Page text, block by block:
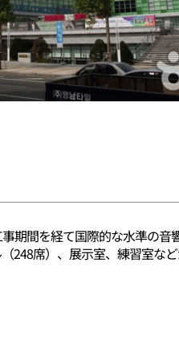
期間を経て国際的な水準の
席）、展示室、練習室など